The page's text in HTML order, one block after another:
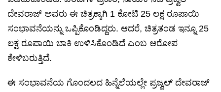
ದೇವರಾಜ್ ಅವರು ಈ ಚಿತ್ರಕ್ಕಾಗಿ 1 ಕೋಟಿ 25 ಲಕ್ಷ ರೂಪಾಯಿ
ಸಂಭಾವನೆಯನ್ನು ಒಪ್ಪಿಕೊಂಡಿದ್ದರು. ಆದರೆ, ಚಿತ್ರತಂಡ ಇನ್ನೂ 25
ಲಕ್ಷ ರೂಪಾಯಿ ಬಾಕಿ ಉಳಿಸಿಕೊಂಡಿದೆ ಎಂಬ ಆರೋಪ
ಕೇಳಿಬರುತ್ತಿದೆ.
ಈ ಸಂಭಾವನೆಯ ಗೊಂದಲದ ಹಿನ್ನೆಲೆಯಲ್ಲೇ ಪ್ರಜ್ವಲ್ ದೇವರಾಜ್